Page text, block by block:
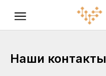
Наши